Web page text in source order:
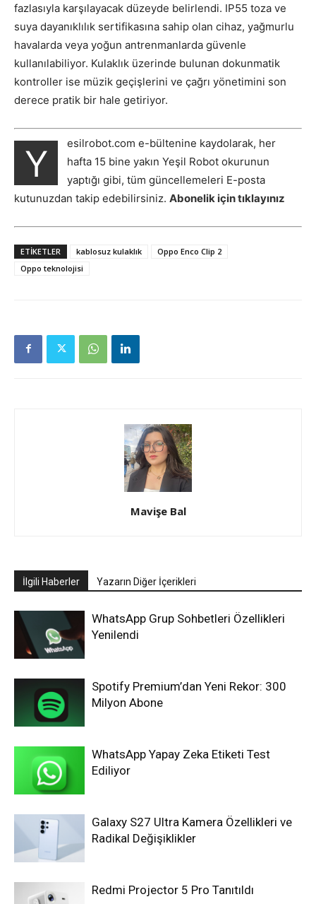
fazlasıyla karşılayacak düzeyde belirlendi. IP55 toza ve
suya dayanıklılık sertifikasına sahip olan cihaz, yağmurlu
havalarda veya yoğun antrenmanlarda güvenle
kullanılabiliyor. Kulaklık üzerinde bulunan dokunmatik
kontroller ise müzik geçişlerini ve çağrı yönetimini son
derece pratik bir hale getiriyor.
Y
esilrobot.com e-bültenine kaydolarak, her
hafta 15 bine yakın Yeşil Robot okurunun
yaptığı gibi, tüm güncellemeleri E-posta
kutunuzdan takip edebilirsiniz. Abonelik için tıklayınız
ETIKETLER kablosuz kulaklık
Oppo Enco Clip 2
Oppo teknolojisi
Mavişe Bal
İlgili Haberler Yazarın Diğer İçerikleri
WhatsApp Grup Sohbetleri Özellikleri
Yenilendi
Spotify Premium’dan Yeni Rekor: 300
Milyon Abone
WhatsApp Yapay Zeka Etiketi Test
Ediliyor
Galaxy S27 Ultra Kamera Özellikleri ve
Radikal Değişiklikler
Redmi Projector 5 Pro Tanıtıldı